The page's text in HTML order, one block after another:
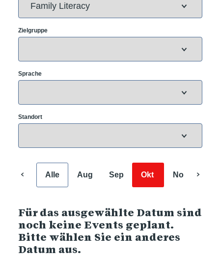
Zielgruppe
Sprache
Standort
Alle Aug Sep Okt Nov
Für das ausgewählte Datum sind
noch keine Events geplant.
Bitte wählen Sie ein anderes
Datum aus.